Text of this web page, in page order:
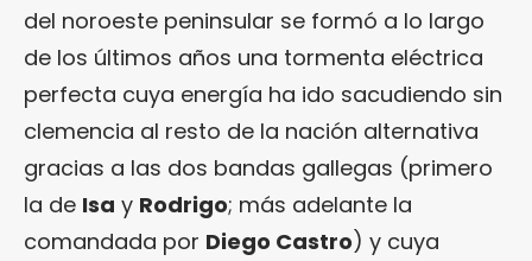
del noroeste peninsular se formó a lo largo
de los últimos años una tormenta eléctrica
perfecta cuya energía ha ido sacudiendo sin
clemencia al resto de la nación alternativa
gracias a las dos bandas gallegas (primero
la de Isa y Rodrigo; más adelante la
comandada por Diego Castro) y cuya